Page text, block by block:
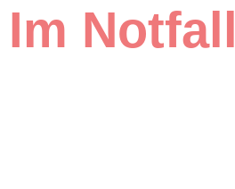
Im Notfall